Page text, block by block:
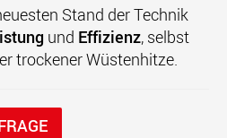
Stand der Technik
und Effizienz, selbst
trockener Wüstenhitze.